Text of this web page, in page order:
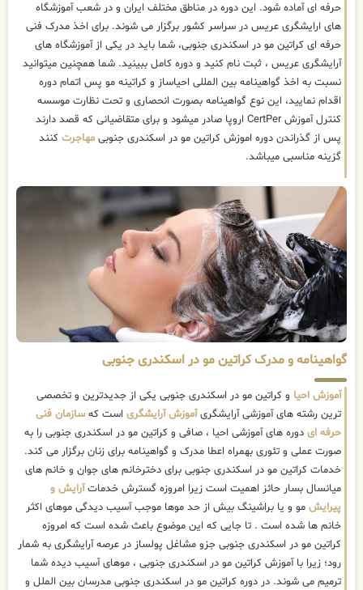
حرفه ای آماده شود. این دوره در مناطق مختلف ایران و در شعب آموزشگاه
های ارایشگری عریس در سراسر کشور برگزار می شوند. برای اخذ مدرک فنی
حرفه ای کراتین مو در اسکندری جنوبی، شما باید در یکی از آموزشگاه های
آرایشگری عریس ، ثبت نام کنید و دوره کامل ببینید. شما همچنین میتوانید
نسبت به اخذ گواهینامه بین المللی احیاساز و کراتینه مو پس اتمام دوره
اقدام نمایید، این نوع گواهینامه بصورت انحصاری و تحت نظارت موسسه
کنترل آموزش CertPer اروپا صادر میشود و برای متقاضیانی که قصد دارند
پس از گذراندن دوره اموزش کراتین مو در اسکندری جنوبی مهاجرت کنند
گزینه مناسبی میباشد.
گواهینامه و مدرک کراتین مو در اسکندری جنوبی
آموزش احیا و کراتین مو در اسکندری جنوبی یکی از جدیدترین و تخصصی
ترین رشته های آموزشی آرایشگریآموزش آرایشگری است کهسازمان فنی
حرفه ای دوره های آموزشی احیا ، صافی و کراتین مو در اسکندری جنوبی را به
صورت عملی و تئوری بهمراه اعطا مدرک و گواهینامه برای زنان برگزار می کند.
خدمات کراتین مو در اسکندری جنوبی برای دخترخانم های جوان و خانم های
میانسال بسار حائز اهمیت است زیرا امروزه گسترش خدماتآرایش و
پیرایش مو و یا براشینگ بیش از حد موها موجب آسیب دیدگی موهای اکثر
خانم ها شده است . تا جایی که این موضوع باعث شده است که امروزه
کراتین مو در اسکندری جنوبی جزو مشاغل پولساز در عرصه آرایشگری به شمار
رود؛ زیرا با آموزش کراتین مو در اسکندری جنوبی ، موهای آسیب دیده شما
ترمیم می شوند. در دوره کراتین مو در اسکندری جنوبی مدرسان بین الملل و